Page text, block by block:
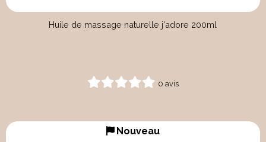
Huile de massage naturelle j'adore 200ml
0 avis
Nouveau